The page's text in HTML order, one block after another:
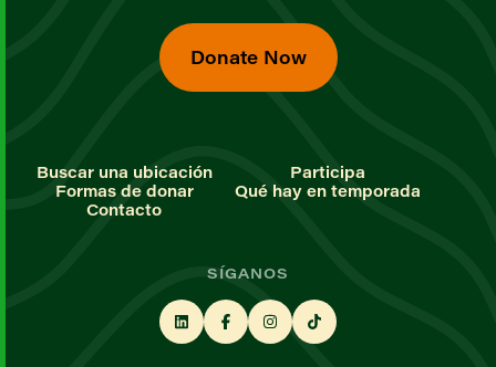
Donate Now
Buscar una ubicación
Participa
Formas de donar
Qué hay en temporada
Contacto
SÍGANOS